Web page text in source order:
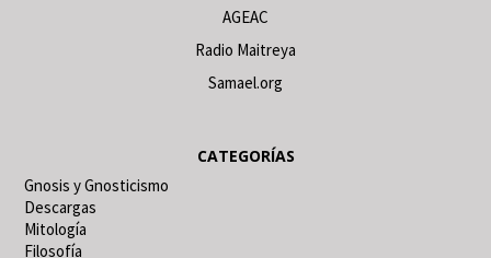
AGEAC
Radio Maitreya
Samael.org
CATEGORÍAS
Gnosis y Gnosticismo
Descargas
Mitología
Filosofía